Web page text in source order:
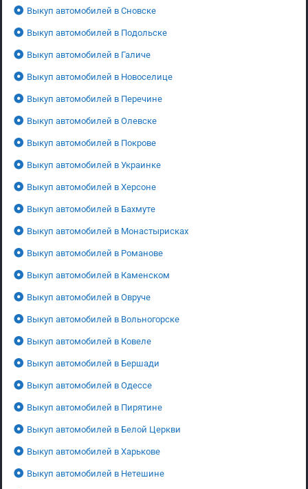
Выкуп автомобилей в Сновске
Выкуп автомобилей в Подольске
Выкуп автомобилей в Галиче
Выкуп автомобилей в Новоселице
Выкуп автомобилей в Перечине
Выкуп автомобилей в Олевске
Выкуп автомобилей в Покрове
Выкуп автомобилей в Украинке
Выкуп автомобилей в Херсоне
Выкуп автомобилей в Бахмуте
Выкуп автомобилей в Монастырисках
Выкуп автомобилей в Романове
Выкуп автомобилей в Каменском
Выкуп автомобилей в Овруче
Выкуп автомобилей в Вольногорске
Выкуп автомобилей в Ковеле
Выкуп автомобилей в Бершади
Выкуп автомобилей в Одессе
Выкуп автомобилей в Пирятине
Выкуп автомобилей в Белой Церкви
Выкуп автомобилей в Харькове
Выкуп автомобилей в Нетешине